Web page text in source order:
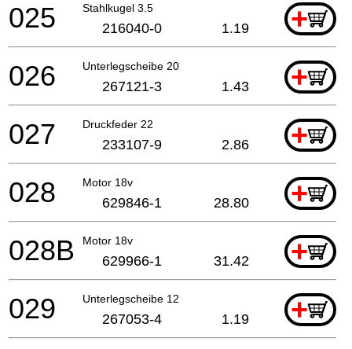
Stahlkugel 3.5 +
025 216040-0 1.19
Unterlegscheibe 20 +
026 267121-3 1.43
Druckfeder 22 +
027 233107-9 2.86
Motor 18v +
028 629846-1 28.80
Motor 18v +
028B 629966-1 31.42
Unterlegscheibe 12 +
029 267053-4 1.19